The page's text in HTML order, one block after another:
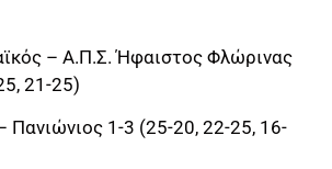
– Α.Π.Σ. Ήφαιστος Φλώρινας
21-25)
Πανιώνιος 1-3 (25-20, 22-25, 16-